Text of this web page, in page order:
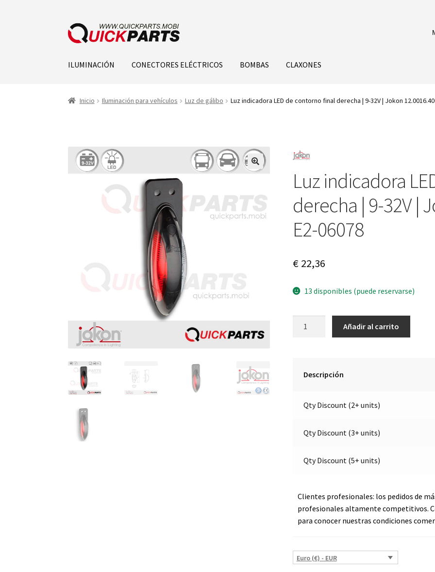
ILUMINACIÓN CONECTORES ELÉCTRICOS BOMBAS CLAXONES
Inicio Iluminación para vehículos Luz de gálibo Luz indicadora LED de contorno final derecha | 9-32V | Jokon
Luz indicadora
derecha | 9-32V |
E2-06078
€22,36
13 disponibles (puede reservarse)
contorno
32V
12.0016.400,
Añadir al carrito
Descripción
Qty Discount (2+ units)
Qty Discount (3+ units)
Qty Discount (5+ units)
Clientes profesionales: los pedidos de
profesionales altamente competitivos.
para conocer nuestras condiciones
Euro (€) - EUR